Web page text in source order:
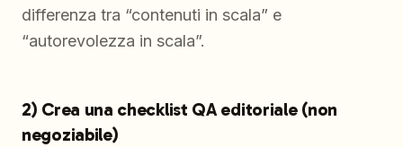
differenza tra “contenuti in scala” e
“autorevolezza in scala”.
2) Crea una checklist QA editoriale (non
negoziabile)